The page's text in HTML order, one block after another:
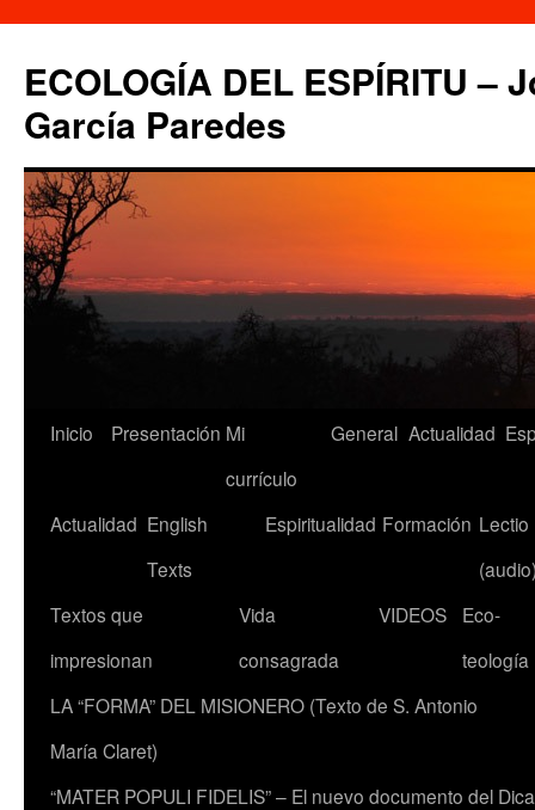
contenido
ECOLOGÍA DEL ESPÍRITU –
García Paredes
Inicio Presentación Mi
currículo
General Actualidad
Actualidad English
Texts
Espiritualidad Formación Lectio
Textos que
impresionan
Vida
consagrada
VIDEOS
Eco-
teología
LA “FORMA” DEL MISIONERO (Texto de S. Antonio
María Claret)
“MATER POPULI FIDELIS” – El nuevo documento del